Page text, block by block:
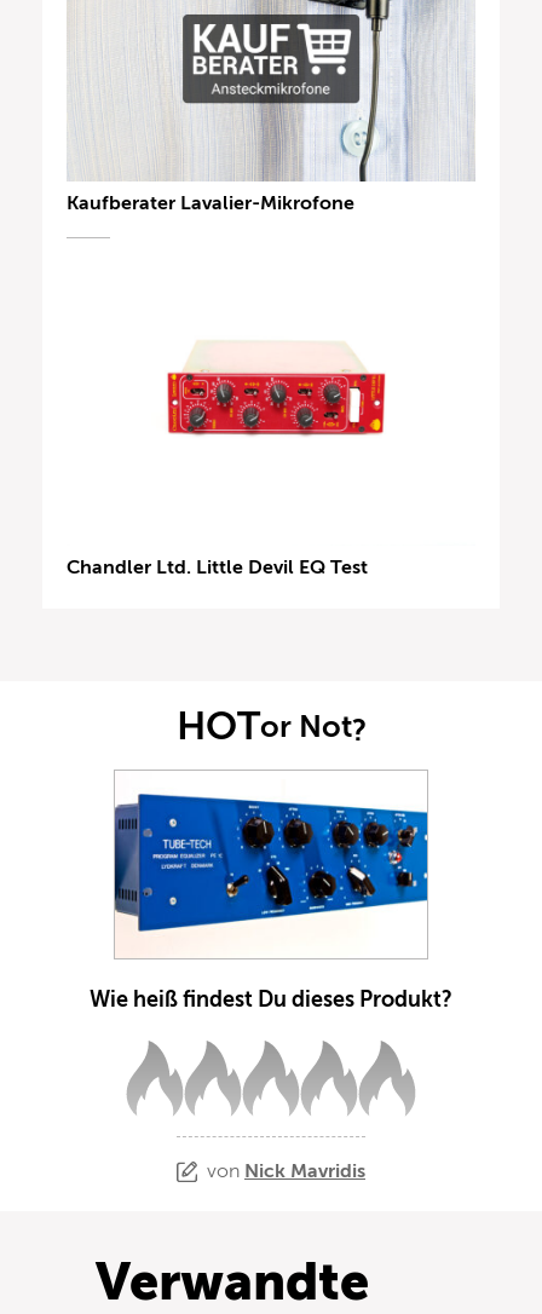
Kaufberater Lavalier-Mikrofone
Chandler Ltd. Little Devil EQ Test
HOTor Not?
Wie heiß findest Du dieses Produkt?
von Nick Mavridis
Verwandte